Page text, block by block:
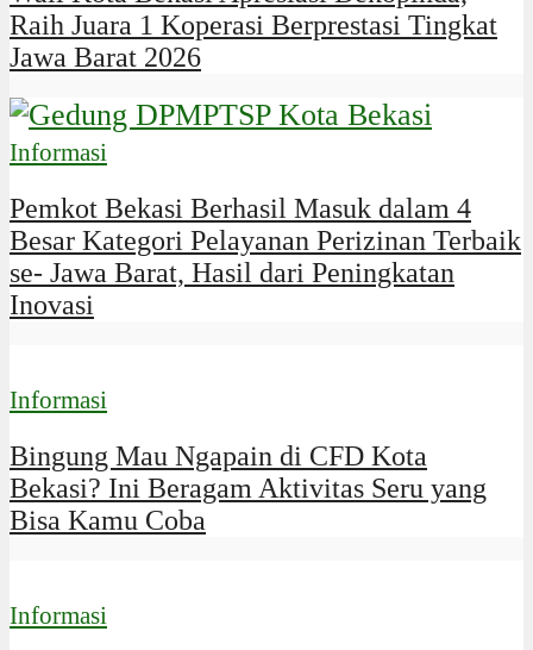
Raih Juara 1 Koperasi Berprestasi Tingkat
Jawa Barat 2026
Informasi
Pemkot Bekasi Berhasil Masuk dalam 4
Besar Kategori Pelayanan Perizinan Terbaik
se- Jawa Barat, Hasil dari Peningkatan
Inovasi
Informasi
Bingung Mau Ngapain di CFD Kota
Bekasi? Ini Beragam Aktivitas Seru yang
Bisa Kamu Coba
Informasi